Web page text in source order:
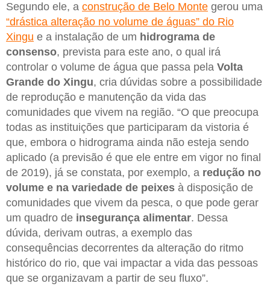
Segundo ele, a construção de Belo Monte gerou uma
“drástica alteração no volume de águas” do Rio
Xingu e a instalação de um hidrograma de
consenso, prevista para este ano, o qual irá
controlar o volume de água que passa pela Volta
Grande do Xingu, cria dúvidas sobre a possibilidade
de reprodução e manutenção da vida das
comunidades que vivem na região. “O que preocupa
todas as instituições que participaram da vistoria é
que, embora o hidrograma ainda não esteja sendo
aplicado (a previsão é que ele entre em vigor no final
de 2019), já se constata, por exemplo, a redução no
volume e na variedade de peixes à disposição de
comunidades que vivem da pesca, o que pode gerar
um quadro de insegurança alimentar. Dessa
dúvida, derivam outras, a exemplo das
consequências decorrentes da alteração do ritmo
histórico do rio, que vai impactar a vida das pessoas
que se organizavam a partir de seu fluxo”.